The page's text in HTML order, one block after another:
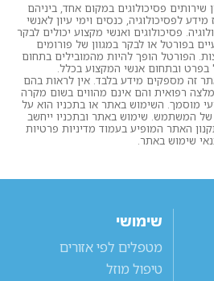
שירותים פסיכולוגים במקום אחד, ביניהם
לפסיכולוגיה, כנסים וימי עיון לאנשי
פסיכולוגים ואנשי מקצוע יכולים לבקר
בפורטל או לבקר במגוון של פורומים
הפורטל הופך להיות מהמובילים בתחום
בפרט ובתחום אנשי המקצוע בכלל.
זה מספקים מידע בלבד. אין לראות בהם
רפואית והם אינם מהווים בשום מקרה
מוסמך. השימוש באתר או בתכניו הוא על
המשתמש. שימוש באתר ובתכניו ייחשב
האתר המופיע בעמוד מדיניות פרטיות
שימוש באתר.
שימושי
מטפלים לפי אזורים
טיפול מוזל